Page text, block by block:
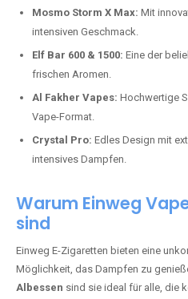
Mosmo Storm X Max: Mit
intensiven Geschmack.
Elf Bar 600 & 1500: Eine der
frischen Aromen.
Al Fakher Vapes: Hochwertige
Vape-Format.
Crystal Pro: Edles Design mit
intensives Dampfen.
Warum Einweg
sind
Einweg E-Zigaretten bieten eine
Möglichkeit, das Dampfen zu
Albessen sind sie ideal für alle, die